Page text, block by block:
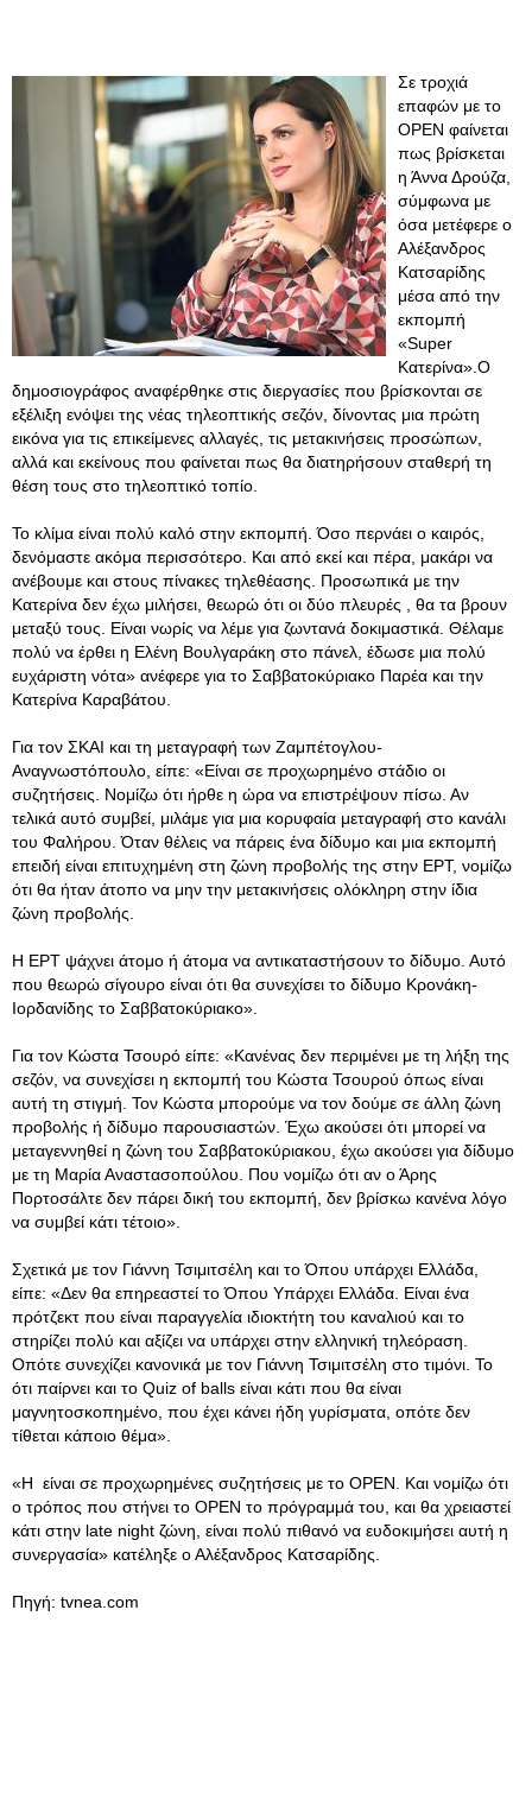
Σε τροχιά
επαφών με το
OPEN φαίνεται
πως βρίσκεται
η Άννα Δρούζα,
σύμφωνα με
όσα μετέφερε ο
Αλέξανδρος
Κατσαρίδης
μέσα από την
εκπομπή
«Super
Κατερίνα».Ο
δημοσιογράφος αναφέρθηκε στις διεργασίες που βρίσκονται σε
εξέλιξη ενόψει της νέας τηλεοπτικής σεζόν, δίνοντας μια πρώτη
εικόνα για τις επικείμενες αλλαγές, τις μετακινήσεις προσώπων,
αλλά και εκείνους που φαίνεται πως θα διατηρήσουν σταθερή τη
θέση τους στο τηλεοπτικό τοπίο.
Το κλίμα είναι πολύ καλό στην εκπομπή. Όσο περνάει ο καιρός,
δενόμαστε ακόμα περισσότερο. Και από εκεί και πέρα, μακάρι να
ανέβουμε και στους πίνακες τηλεθέασης. Προσωπικά με την
Κατερίνα δεν έχω μιλήσει, θεωρώ ότι οι δύο πλευρές , θα τα βρουν
μεταξύ τους. Είναι νωρίς να λέμε για ζωντανά δοκιμαστικά. Θέλαμε
πολύ να έρθει η Ελένη Βουλγαράκη στο πάνελ, έδωσε μια πολύ
ευχάριστη νότα» ανέφερε για το Σαββατοκύριακο Παρέα και την
Κατερίνα Καραβάτου.
Για τον ΣΚΑΙ και τη μεταγραφή των Ζαμπέτογλου-
Αναγνωστόπουλο, είπε: «Είναι σε προχωρημένο στάδιο οι
συζητήσεις . Νομίζω ότι ήρθε η ώρα να επιστρέψουν πίσω. Αν
τελικά αυτό συμβεί, μιλάμε για μια κορυφαία μεταγραφή στο κανάλι
του Φαλήρου. Όταν θέλεις να πάρεις ένα δίδυμο και μια εκπομπή
επειδή είναι επιτυχημένη στη ζώνη προβολής της στην ΕΡΤ, νομίζω
ότι θα ήταν άτοπο να μην την μετακινήσεις ολόκληρη στην ίδια
ζώνη προβολής.
Η ΕΡΤ ψάχνει άτομο ή άτομα να αντικαταστήσουν το δίδυμο. Αυτό
που θεωρώ σίγουρο είναι ότι θα συνεχίσει το δίδυμο Κρονάκη-
Ιορδανίδης το Σαββατοκύριακο».
Για τον Κώστα Τσουρό είπε: «Κανένας δεν περιμένει με τη λήξη της
σεζόν, να συνεχίσει η εκπομπή του Κώστα Τσουρού όπως είναι
αυτή τη στιγμή. Τον Κώστα μπορούμε να τον δούμε σε άλλη ζώνη
προβολής ή δίδυμο παρουσιαστών. Έχω ακούσει ότι μπορεί να
μεταγεννηθεί η ζώνη του Σαββατοκύριακου, έχω ακούσει για δίδυμο
με τη Μαρία Αναστασοπούλου. Που νομίζω ότι αν ο Άρης
Πορτοσάλτε δεν πάρει δική του εκπομπή, δεν βρίσκω κανένα λόγο
να συμβεί κάτι τέτοιο».
Σχετικά με τον Γιάννη Τσιμιτσέλη και το Όπου υπάρχει Ελλάδα,
είπε: «Δεν θα επηρεαστεί το Όπου Υπάρχει Ελλάδα. Είναι ένα
πρότζεκτ που είναι παραγγελία ιδιοκτήτη του καναλιού και το
στηρίζει πολύ και αξίζει να υπάρχει στην ελληνική τηλεόραση.
Οπότε συνεχίζει κανονικά με τον Γιάννη Τσιμιτσέλη στο τιμόνι. Το
ότι παίρνει και το Quiz of balls είναι κάτι που θα είναι
μαγνητοσκοπημένο, που έχει κάνει ήδη γυρίσματα, οπότε δεν
τίθεται κάποιο θέμα».
«Η είναι σε προχωρημένες συζητήσεις με το ΟΡΕΝ. Και νομίζω ότι
ο τρόπος που στήνει το ΟΡΕΝ το πρόγραμμά του, και θα χρειαστεί
κάτι στην late night ζώνη, είναι πολύ πιθανό να ευδοκιμήσει αυτή η
συνεργασία» κατέληξε ο Αλέξανδρος Κατσαρίδης.
Πηγή: tvnea.com